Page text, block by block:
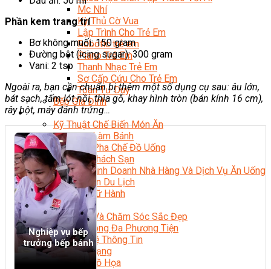
Mc Nhí
Kỳ Thủ Cờ Vua
Lập Trình Cho Trẻ Em
Robotic trẻ em
Piano Trẻ Em
Thanh Nhạc Trẻ Em
Sơ Cấp Cứu Cho Trẻ Em
Toán Tư Duy
Bếp Gia Đình
Trung Cấp CET
Kỹ Thuật Chế Biến Món Ăn
Kỹ Thuật Làm Bánh
Kỹ Thuật Pha Chế Đồ Uống
Quản Trị Khách Sạn
Quản Lý Kinh Doanh Nhà Hàng Và Dịch Vụ Ăn Uống
Hướng Dẫn Du Lịch
Quản Trị Lữ Hành
Marketing
Tạo Mẫu Và Chăm Sóc Sắc Đẹp
Truyền Thông Đa Phương Tiện
Công Nghệ Thông Tin
An Ninh Mạng
Thiết Kế Đồ Họa
Phần kem trang trí
Bơ không muối: 150 gram
Đường bột (icing sugar): 300 gram
Vani: 2 tsp
Ngoài ra, bạn cần chuẩn bị thêm một số dụng cụ sau: âu lớn,
bát sạch, tấm lót nồi, thìa gỗ, khay hình tròn (bán kính 16 cm),
rây bột, máy đánh trứng…
Nghiệp vụ bếp
trưởng bếp bánh